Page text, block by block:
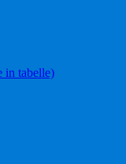
in tabelle)